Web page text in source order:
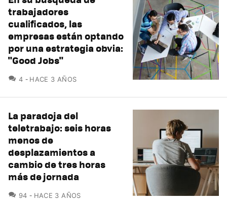
trabajadores
cualificados, las
empresas están optando
por una estrategia obvia:
"Good Jobs"
4 COMENTARIOS
HACE 3 AÑOS
La paradoja del
teletrabajo: seis horas
menos de
desplazamientos a
cambio de tres horas
más de jornada
94 COMENTARIOS
HACE 3 AÑOS